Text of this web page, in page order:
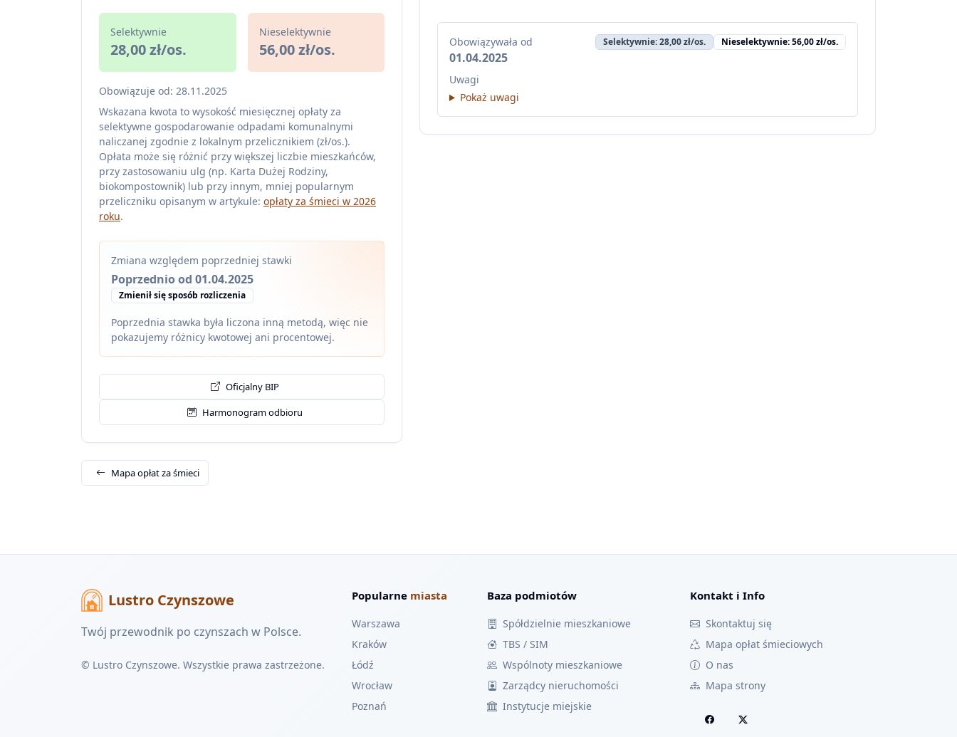
Selektywnie
28,00 zł/os.
Nieselektywnie
56,00 zł/os.
Obowiązuje od: 28.11.2025
Wskazana kwota to wysokość miesięcznej opłaty za
selektywne gospodarowanie odpadami komunalnymi
naliczanej zgodnie z lokalnym przelicznikiem (zł/os.).
Opłata może się różnić przy większej liczbie mieszkańców,
przy zastosowaniu ulg (np. Karta Dużej Rodziny,
biokompostownik) lub przy innym, mniej popularnym
przeliczniku opisanym w artykule: opłaty za śmieci w 2026
roku.
Zmiana względem poprzedniej stawki
Poprzednio od 01.04.2025
Zmienił się sposób rozliczenia
Poprzednia stawka była liczona inną metodą, więc nie
pokazujemy różnicy kwotowej ani procentowej.
Oficjalny BIP
Harmonogram odbioru
Obowiązywała od
01.04.2025
Selektywnie: 28,00 zł/os. Nieselektywnie: 56,00 zł/os.
Uwagi
Pokaż uwagi
Mapa opłat za śmieci
Lustro Czynszowe
Twój przewodnik po czynszach w Polsce.
© Lustro Czynszowe. Wszystkie prawa zastrzeżone.
Popularne miasta
Warszawa
Kraków
Łódź
Wrocław
Poznań
Baza podmiotów
Spółdzielnie mieszkaniowe
TBS / SIM
Wspólnoty mieszkaniowe
Zarządcy nieruchomości
Instytucje miejskie
Kontakt i Info
Skontaktuj się
Mapa opłat śmieciowych
O nas
Mapa strony